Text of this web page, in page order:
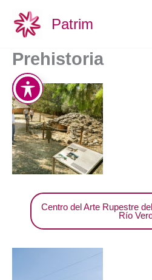
contenido
Patrim
Prehistoria
Centro del Arte Rupestre
Río